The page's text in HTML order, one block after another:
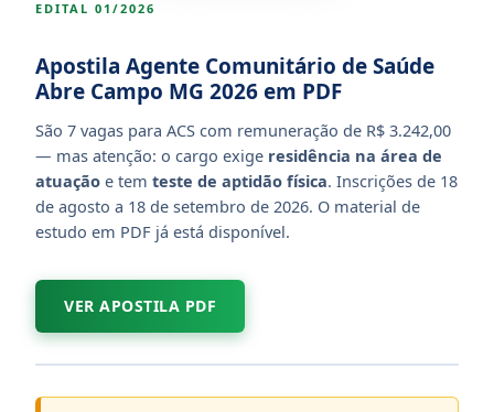
EDITAL 01/2026
Apostila Agente Comunitário de Saúde
Abre Campo MG 2026 em PDF
São 7 vagas para ACS com remuneração de R$ 3.242,00
— mas atenção: o cargo exige residência na área de
atuação e tem teste de aptidão física. Inscrições de 18
de agosto a 18 de setembro de 2026. O material de
estudo em PDF já está disponível.
VER APOSTILA PDF